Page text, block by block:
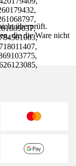
überprüft.
die die Ware nicht